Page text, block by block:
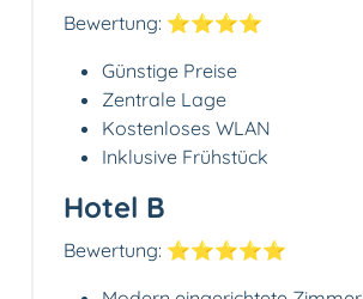
Bewertung: ⭐⭐⭐⭐
Günstige Preise
Zentrale Lage
Kostenloses WLAN
Inklusive Frühstück
Hotel B
Bewertung: ⭐⭐⭐⭐⭐